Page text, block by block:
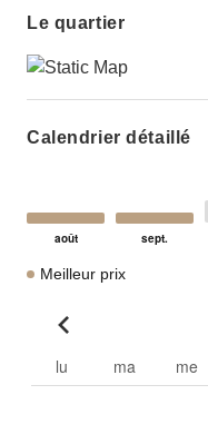
Le quartier
Calendrier détaillé
Meilleur prix
lu ma me